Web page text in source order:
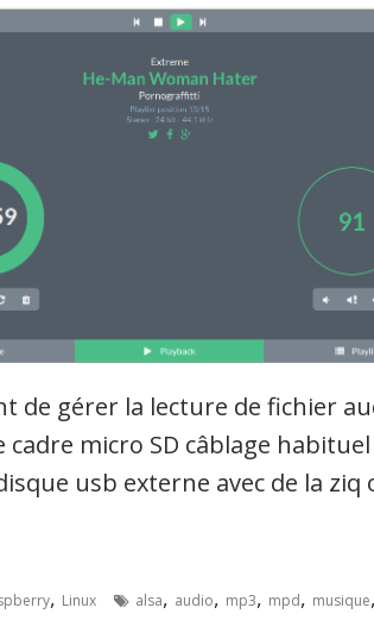
de gérer la lecture de fichier
cadre micro SD câblage
usb externe avec de la ziq
, Linux alsa, audio, mp3, mpd, musique,